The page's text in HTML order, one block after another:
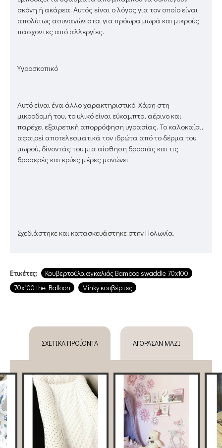
σκόνη ή ακάρεα. Αυτός είναι ο λόγος για τον οποίο είναι
απολύτως ασυναγώνιστοι για πρόωρα μωρά και μικρούς
πάσχοντες από αλλεργίες.
Υγροσκοπικό
Αυτό είναι ένα άλλο χαρακτηριστικό. Χάρη στη
μικροδομή του, το υλικό είναι εύκαμπτο, αέρινο και
παρέχει εξαιρετική απορρόφηση υγρασίας. Το καλοκαίρι,
αφαιρεί αποτελεσματικά τον ιδρώτα από το δέρμα του
μωρού, δίνοντάς του μια αίσθηση δροσιάς και τις
δροσερές και κρύες μέρες μονώνει.
Σχεδιάστηκε και κατασκευάστηκε στην Πολωνία.
Ετικέτες:
Κουβερτούλα αγκαλιάς Bamboo swaddle 70x100
70x100 the Balloon
Minky κουβέρτες
ΣΧΕΤΙΚΆ ΠΡΟΪΌΝΤΑ ΑΓΌΡΑΣΑΝ ΜΑΖΊ